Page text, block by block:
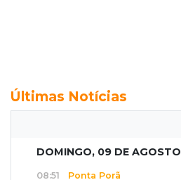
Últimas Notícias
DOMINGO, 09 DE AGOSTO
08:51 Ponta Porã